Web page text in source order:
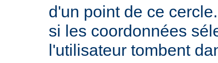
d'un point de ce
si les coordonnées
l'utilisateur tombent